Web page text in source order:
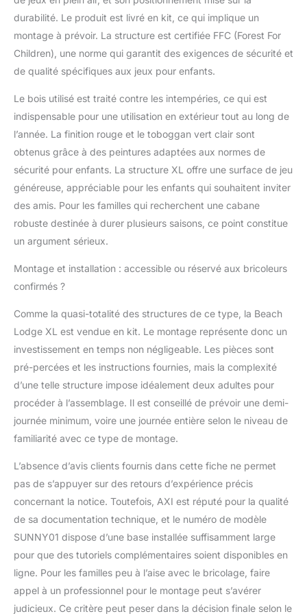
durabilité. Le produit est livré en kit, ce qui implique un
montage à prévoir. La structure est certifiée FFC (Forest For
Children), une norme qui garantit des exigences de sécurité et
de qualité spécifiques aux jeux pour enfants.
Le bois utilisé est traité contre les intempéries, ce qui est
indispensable pour une utilisation en extérieur tout au long de
l’année. La finition rouge et le toboggan vert clair sont
obtenus grâce à des peintures adaptées aux normes de
sécurité pour enfants. La structure XL offre une surface de jeu
généreuse, appréciable pour les enfants qui souhaitent inviter
des amis. Pour les familles qui recherchent une cabane
robuste destinée à durer plusieurs saisons, ce point constitue
un argument sérieux.
Montage et installation : accessible ou réservé aux bricoleurs
confirmés ?
Comme la quasi-totalité des structures de ce type, la Beach
Lodge XL est vendue en kit. Le montage représente donc un
investissement en temps non négligeable. Les pièces sont
pré-percées et les instructions fournies, mais la complexité
d’une telle structure impose idéalement deux adultes pour
procéder à l’assemblage. Il est conseillé de prévoir une demi-
journée minimum, voire une journée entière selon le niveau de
familiarité avec ce type de montage.
L’absence d’avis clients fournis dans cette fiche ne permet
pas de s’appuyer sur des retours d’expérience précis
concernant la notice. Toutefois, AXI est réputé pour la qualité
de sa documentation technique, et le numéro de modèle
SUNNY01 dispose d’une base installée suffisamment large
pour que des tutoriels complémentaires soient disponibles en
ligne. Pour les familles peu à l’aise avec le bricolage, faire
appel à un professionnel pour le montage peut s’avérer
judicieux. Ce critère peut peser dans la décision finale selon le